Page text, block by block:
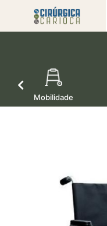
Mobilidade